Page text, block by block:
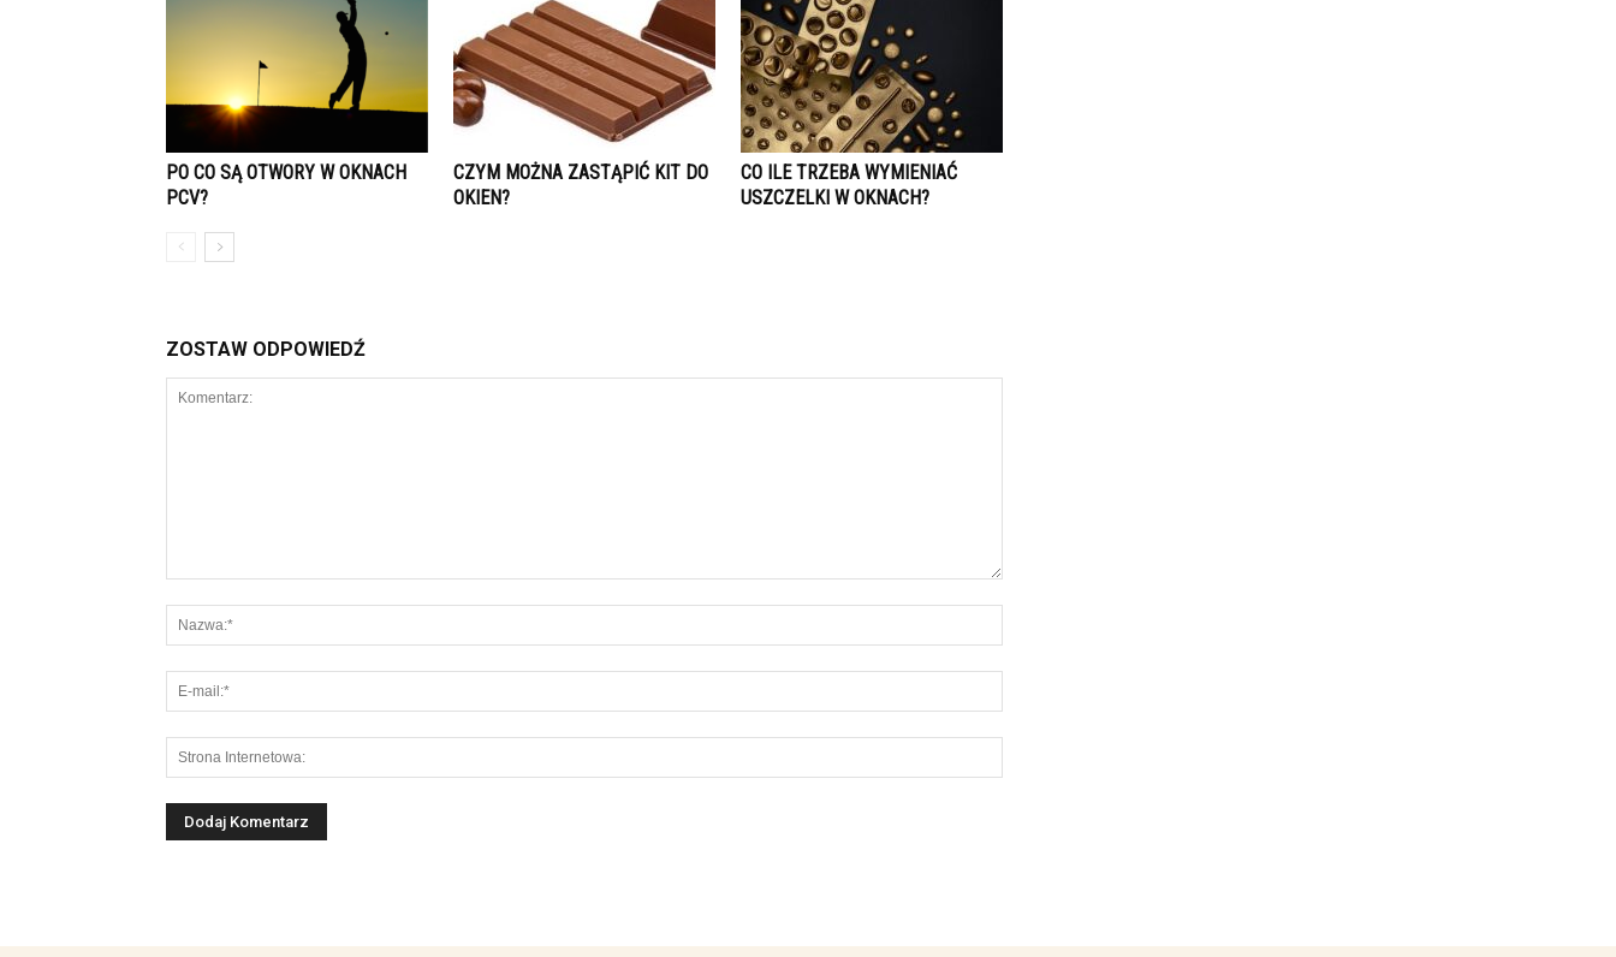
PO CO SĄ OTWORY W OKNACH
PCV?
CZYM MOŻNA ZASTĄPIĆ KIT DO
OKIEN?
CO ILE TRZEBA WYMIENIAĆ
USZCZELKI W OKNACH?
ZOSTAW ODPOWIEDŹ